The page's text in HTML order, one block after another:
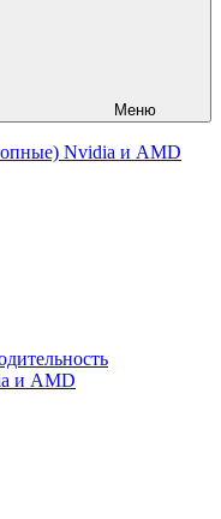
Меню
Nvidia и AMD
и AMD